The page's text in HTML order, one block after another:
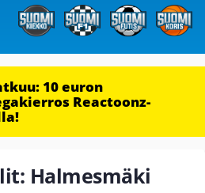
10 euron
Reactoonz-
Halmesmäki